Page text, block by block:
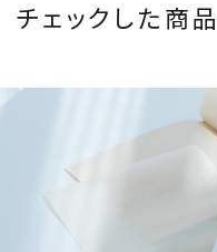
チェックした商品